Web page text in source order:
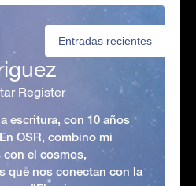
Entradas recientes
Register
escritura, con 10 años
OSR, combino mi
con el cosmos,
que nos conectan con la